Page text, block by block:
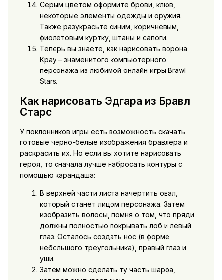
Серым цветом оформите брови, клюв,
некоторые элементы одежды и оружия.
Также разукрасьте синим, коричневым,
фиолетовым куртку, штаны и сапоги.
Теперь вы знаете, как нарисовать ворона
Крау – знаменитого компьютерного
персонажа из любимой онлайн игры Brawl
Stars.
Как нарисовать Эдгара из Бравл
Старс
У поклонников игры есть возможность скачать
готовые черно-белые изображения бравлера и
раскрасить их. Но если вы хотите нарисовать
героя, то сначала лучше набросать контуры с
помощью карандаша:
В верхней части листа начертить овал,
который станет лицом персонажа. Затем
изобразить волосы, помня о том, что пряди
должны полностью покрывать лоб и левый
глаз. Осталось создать нос (в форме
небольшого треугольника), правый глаз и
уши.
Затем можно сделать ту часть шарфа,